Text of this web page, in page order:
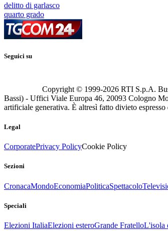
delitto di garlasco
quarto grado
Seguici su
Copyright © 1999-2026 RTI S.p.A.
Bassi) - Uffici Viale Europa 46, 20093 Cologno
artificiale generativa. È altresì fatto divieto
Legal
CorporatePrivacy PolicyCookie Policy
Sezioni
CronacaMondoEconomiaPoliticaSpettacolo
Speciali
Elezioni ItaliaElezioni esteroGrande FratelloL'isola